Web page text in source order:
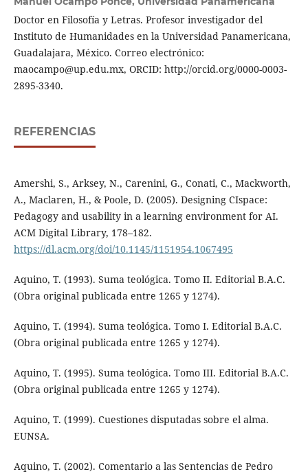
Doctor en Filosofía y Letras. Profesor investigador del
Instituto de Humanidades en la Universidad Panamericana,
Guadalajara, México. Correo electrónico:
maocampo@up.edu.mx, ORCID: http://orcid.org/0000-0003-
2895-3340.
REFERENCIAS
Amershi, S., Arksey, N., Carenini, G., Conati, C., Mackworth,
A., Maclaren, H., & Poole, D. (2005). Designing CIspace:
Pedagogy and usability in a learning environment for AI.
ACM Digital Library, 178–182.
https://dl.acm.org/doi/10.1145/1151954.1067495
Aquino, T. (1993). Suma teológica. Tomo II. Editorial B.A.C.
(Obra original publicada entre 1265 y 1274).
Aquino, T. (1994). Suma teológica. Tomo I. Editorial B.A.C.
(Obra original publicada entre 1265 y 1274).
Aquino, T. (1995). Suma teológica. Tomo III. Editorial B.A.C.
(Obra original publicada entre 1265 y 1274).
Aquino, T. (1999). Cuestiones disputadas sobre el alma.
EUNSA.
Aquino, T. (2002). Comentario a las Sentencias de Pedro